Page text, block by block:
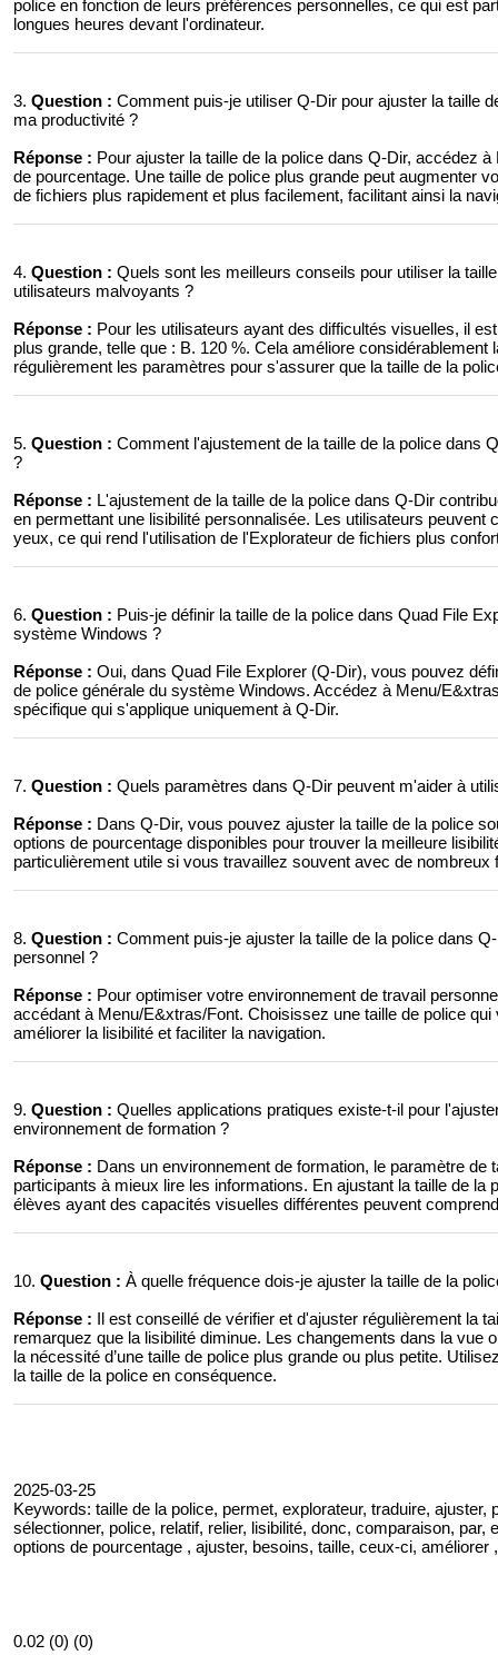
police en fonction de leurs préférences personnelles, ce qui est
longues heures devant l'ordinateur.
3. Question : Comment puis-je utiliser Q-Dir pour ajuster la taille
ma productivité ?
Réponse : Pour ajuster la taille de la police dans Q-Dir, accédez
de pourcentage. Une taille de police plus grande peut augmenter
de fichiers plus rapidement et plus facilement, facilitant ainsi la
4. Question : Quels sont les meilleurs conseils pour utiliser la
utilisateurs malvoyants ?
Réponse : Pour les utilisateurs ayant des difficultés visuelles, il
plus grande, telle que : B. 120 %. Cela améliore
régulièrement les paramètres pour s'assurer que la taille de la
5. Question : Comment l'ajustement de la taille de la police dans
?
Réponse : L'ajustement de la taille de la police dans Q-Dir
en permettant une lisibilité personnalisée. Les utilisateurs
yeux, ce qui rend l'utilisation de l'Explorateur de fichiers plus
6. Question : Puis-je définir la taille de la police dans Quad File
système Windows ?
Réponse : Oui, dans Quad File Explorer (Q-Dir), vous pouvez
de police générale du système Windows. Accédez à Menu/
spécifique qui s'applique uniquement à Q-Dir.
7. Question : Quels paramètres dans Q-Dir peuvent m'aider à
Réponse : Dans Q-Dir, vous pouvez ajuster la taille de la police
options de pourcentage disponibles pour trouver la meilleure
particulièrement utile si vous travaillez souvent avec de
8. Question : Comment puis-je ajuster la taille de la police dans
personnel ?
Réponse : Pour optimiser votre environnement de travail
accédant à Menu/E&xtras/Font. Choisissez une taille de police
améliorer la lisibilité et faciliter la navigation.
9. Question : Quelles applications pratiques existe-t-il pour
environnement de formation ?
Réponse : Dans un environnement de formation, le paramètre de
participants à mieux lire les informations. En ajustant la taille de la
élèves ayant des capacités visuelles différentes peuvent
10. Question : À quelle fréquence dois-je ajuster la taille de la
Réponse : Il est conseillé de vérifier et d'ajuster régulièrement la
remarquez que la lisibilité diminue. Les changements dans la vue
la nécessité d’une taille de police plus grande ou plus petite.
la taille de la police en conséquence.
2025-03-25
Keywords: taille de la police, permet, explorateur, traduire,
sélectionner, police, relatif, relier, lisibilité, donc, comparaison, par,
options de pourcentage , ajuster, besoins, taille, ceux-ci, améliorer
0.02 (0) (0)